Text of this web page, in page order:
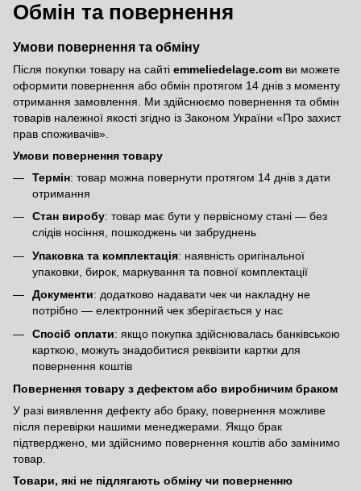
Обмін та повернення
Умови повернення та обміну
Після покупки товару на сайті emmeliedelage.com ви можете
оформити повернення або обмін протягом 14 днів з моменту
отримання замовлення. Ми здійснюємо повернення та обмін
товарів належної якості згідно із Законом України «Про захист
прав споживачів»
Умови повернення товару
Термін: товар можна повернути протягом 14 днів з дати
отримання
Стан виробу: товар має бути у первісному стані — без
слідів носіння, пошкоджень чи забруднень
Упаковка та комплектація: наявність оригінальної
упаковки, бирок, маркування та повної комплектації
Документи: додатково надавати чек чи накладну не
потрібно — електронний чек зберігається у нас
Спосіб оплати: якщо покупка здійснювалась банківською
карткою, можуть знадобитися реквізити картки для
повернення коштів
Повернення товару з дефектом або виробничим браком
У разі виявлення дефекту або браку, повернення можливе
після перевірки нашими менеджерами. Якщо брак
підтверджено, ми здійснимо повернення коштів або замінимо
товар.
Товари, які не підлягають обміну чи поверненню